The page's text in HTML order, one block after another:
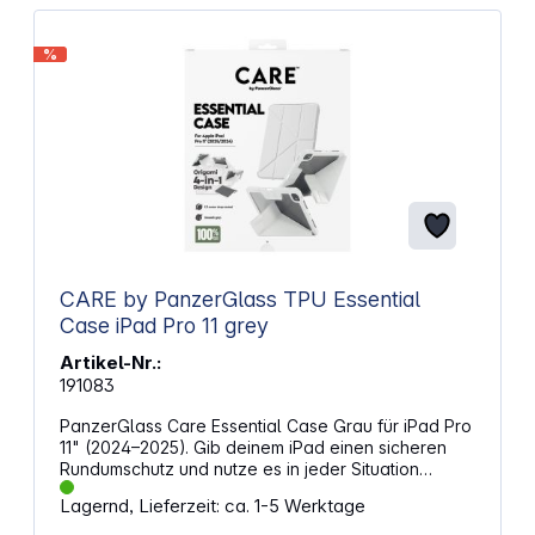
%
CARE by PanzerGlass TPU Essential
Case iPad Pro 11 grey
Artikel-Nr.:
191083
PanzerGlass Care Essential Case Grau für iPad Pro
11" (2024–2025). Gib deinem iPad einen sicheren
Rundumschutz und nutze es in jeder Situation
komfortabel. Das Origami-Design mit vier Positionen
sorgt für den passenden Winkel beim Arbeiten,
Lagernd, Lieferzeit: ca. 1-5 Werktage